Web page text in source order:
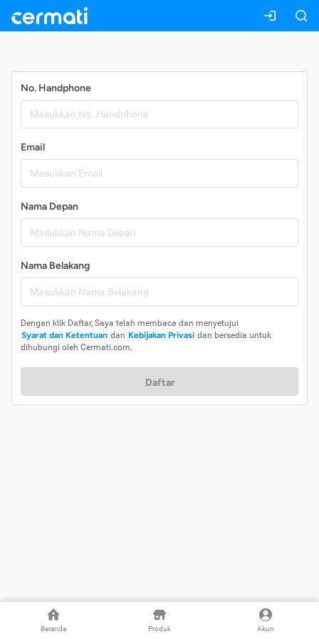
Beranda Produk Akun
No. Handphone
Email
Nama Depan
Nama Belakang
Dengan klik Daftar, Saya telah membaca dan menyetujui
Syarat dan Ketentuan dan Kebijakan Privasi dan bersedia untuk
dihubungi oleh Cermati.com.
Daftar